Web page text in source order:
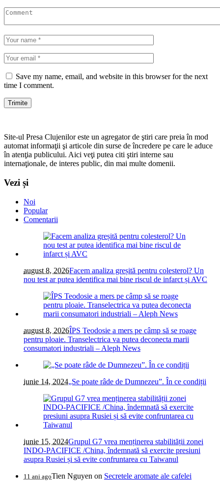
Save my name, email, and website in this browser for the next
time I comment.
Site-ul Presa Clujenilor este un agregator de ştiri care preia în mod
automat informaţii şi articole din surse de încredere pe care le aduce
în atenţia publicului. Aici veţi putea citi ştiri interne sau
internaţionale, de interes public, din mai multe domenii.
Vezi și
Noi
Popular
Comentarii
august 8, 2026Facem analiza greșită pentru colesterol? Un
nou test ar putea identifica mai bine riscul de infarct și AVC
august 8, 2026ÎPS Teodosie a mers pe câmp să se roage
pentru ploaie. Transelectrica va putea deconecta marii
consumatori industriali – Aleph News
iunie 14, 2024„Se poate râde de Dumnezeu”. În ce condiții
iunie 15, 2024Grupul G7 vrea menținerea stabilității zonei
INDO-PACIFICE /China, îndemnată să exercite presiuni
asupra Rusiei și să evite confruntarea cu Taiwanul
11 ani agoTien Nguyen on Secretele aromate ale cafelei